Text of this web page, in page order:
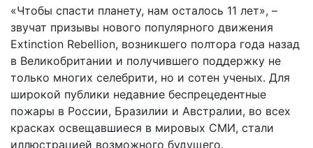
«Чтобы спасти планету, нам осталось 11 лет», –
звучат призывы нового популярного движения
Extinction Rebellion, возникшего полтора года назад
в Великобритании и получившего поддержку не
только многих селебрити, но и сотен ученых. Для
широкой публики недавние беспрецедентные
пожары в России, Бразилии и Австралии, во всех
красках освещавшиеся в мировых СМИ, стали
иллюстрацией возможного будущего.